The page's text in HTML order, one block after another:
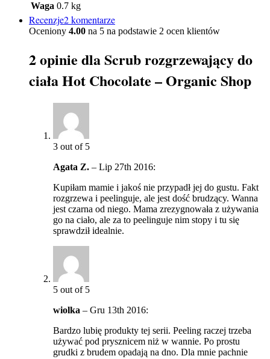
Waga 0.7 kg
Recenzje2 komentarze
Oceniony 4.00 na 5 na podstawie 2 ocen klientów
2 opinie dlaScrub rozgrzewający do
ciała Hot Chocolate – Organic Shop
3 out of 5
Agata Z. – Lip 27th 2016:
Kupiłam mamie i jakoś nie przypadł jej do gustu. Fakt
rozgrzewa i peelinguje, ale jest dość brudzący. Wanna
jest czarna od niego. Mama zrezygnowała z używania
go na ciało, ale za to peelinguje nim stopy i tu się
sprawdził idealnie.
5 out of 5
wiolka – Gru 13th 2016:
Bardzo lubię produkty tej serii. Peeling raczej trzeba
używać pod prysznicem niż w wannie. Po prostu
grudki z brudem opadają na dno. Dla mnie pachnie